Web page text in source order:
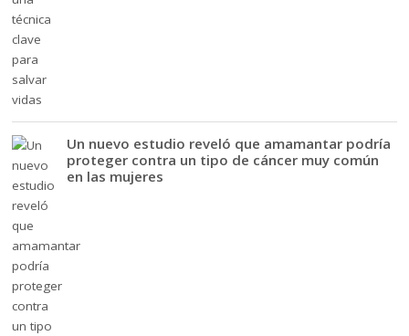
Un nuevo estudio reveló que amamantar podría
proteger contra un tipo de cáncer muy común
en las mujeres